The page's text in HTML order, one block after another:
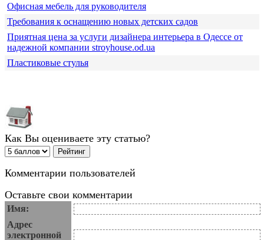
Офисная мебель для руководителя
Требования к оснащению новых детских садов
Приятная цена за услуги дизайнера интерьера в Одессе от
надежной компании stroyhouse.od.ua
Пластиковые стулья
Как Вы оцениваете эту статью?
Комментарии пользователей
Оставьте свои комментарии
Имя:
Адрес
электронной